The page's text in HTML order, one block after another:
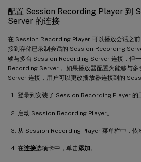
配置 Session Recording Player 到
Server 的连接
在 Session Recording Player 可以播放会话之
接到存储已录制会话的 Session Recording
够与多台 Session Recording Server 连接，但
Recording Server 。如果播放器配置为能够与
Server 连接，用户可以更改播放器连接到的
登录到安装了 Session Recording Player 的
启动 Session Recording Player。
从 Session Recording Player 菜单栏中，依
在连接选项卡中，单击添加。